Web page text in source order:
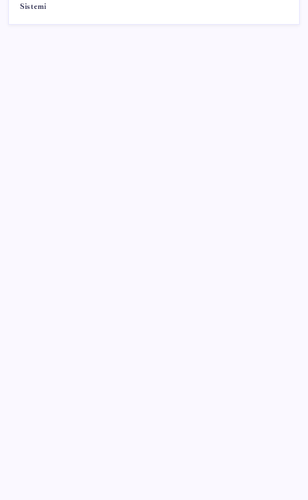
Sistemi